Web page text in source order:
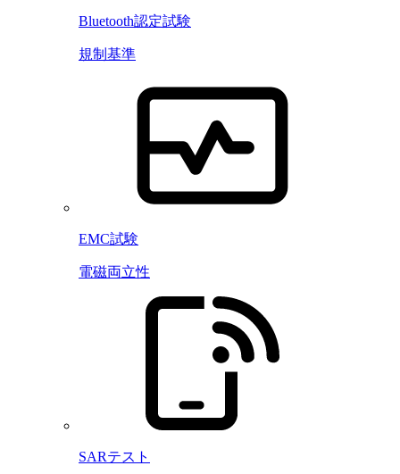
Bluetooth認定試験
規制基準
EMC試験
電磁両立性
SARテスト